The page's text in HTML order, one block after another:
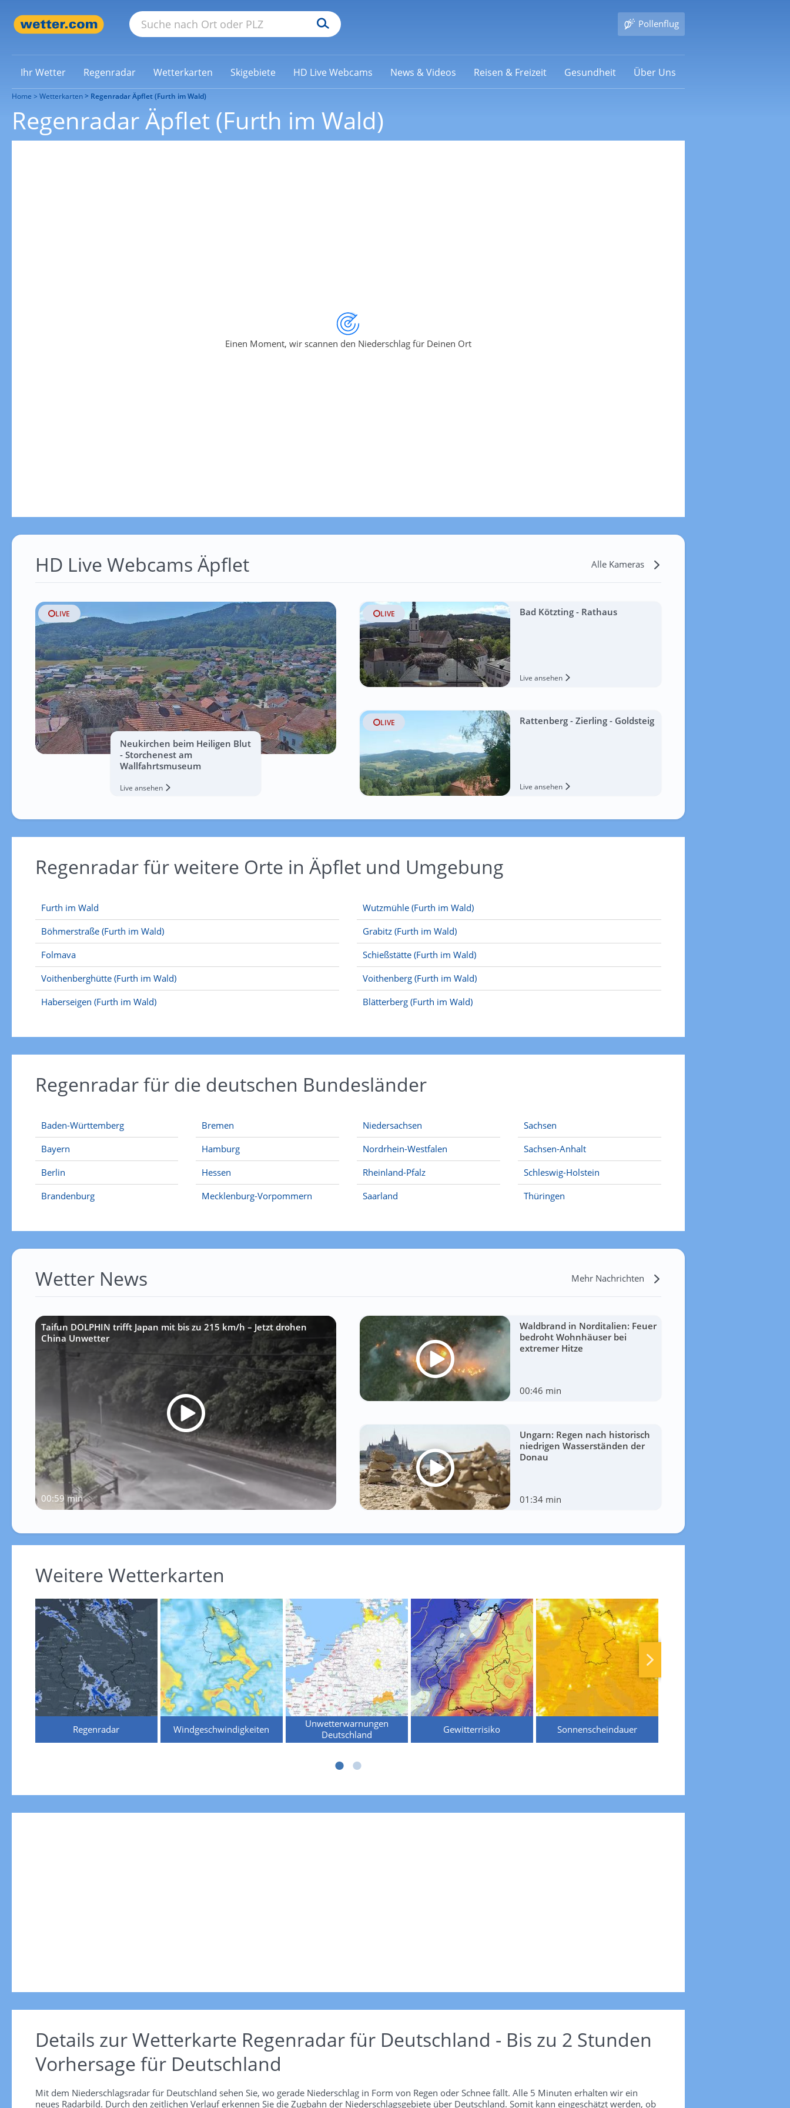
Pollenflug
Ihr Wetter Regenradar Wetterkarten Skigebiete HD Live Webcams News & Videos Reisen & Freizeit Gesundheit Über Uns
Home Wetterkarten Regenradar Äpflet (Furth im Wald)
Regenradar Äpflet (Furth im Wald)
Einen Moment, wir scannen den Niederschlag für Deinen Ort
HD Live Webcams Äpflet Alle Kameras
LIVE
Neukirchen beim Heiligen Blut
- Storchenest am
Wallfahrtsmuseum
Live ansehen
LIVE Bad Kötzting - Rathaus
Live ansehen
LIVE Rattenberg - Zierling - Goldsteig
Live ansehen
Regenradar für weitere Orte in Äpflet und Umgebung
Furth im Wald
Böhmerstraße (Furth im Wald)
Folmava
Voithenberghütte (Furth im Wald)
Haberseigen (Furth im Wald)
Wutzmühle (Furth im Wald)
Grabitz (Furth im Wald)
Schießstätte (Furth im Wald)
Voithenberg (Furth im Wald)
Blätterberg (Furth im Wald)
Regenradar für die deutschen Bundesländer
Baden-Württemberg
Bayern
Berlin
Brandenburg
Bremen
Hamburg
Hessen
Mecklenburg-Vorpommern
Niedersachsen
Nordrhein-Westfalen
Rheinland-Pfalz
Saarland
Sachsen
Sachsen-Anhalt
Schleswig-Holstein
Thüringen
Wetter News Mehr Nachrichten
Taifun DOLPHIN trifft Japan mit bis zu 215 km/h – Jetzt drohen
China Unwetter
00:59 min
Waldbrand in Norditalien: Feuer
bedroht Wohnhäuser bei
extremer Hitze
00:46 min
Ungarn: Regen nach historisch
niedrigen Wasserständen der
Donau
01:34 min
Weitere Wetterkarten
Regenradar Windgeschwindigkeiten
Unwetterwarnungen
Deutschland
Gewitterrisiko Sonnenscheindauer
Details zur Wetterkarte Regenradar für Deutschland - Bis zu 2 Stunden
Vorhersage für Deutschland
Mit dem Niederschlagsradar für Deutschland sehen Sie, wo gerade Niederschlag in Form von Regen oder Schnee fällt. Alle 5 Minuten erhalten wir ein
neues Radarbild. Durch den zeitlichen Verlauf erkennen Sie die Zugbahn der Niederschlagsgebiete über Deutschland. Somit kann eingeschätzt werden, ob